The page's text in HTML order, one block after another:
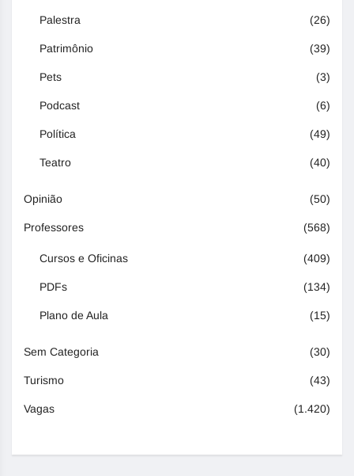
Palestra (26)
Patrimônio (39)
Pets (3)
Podcast (6)
Política (49)
Teatro (40)
Opinião (50)
Professores (568)
Cursos e Oficinas (409)
PDFs (134)
Plano de Aula (15)
Sem Categoria (30)
Turismo (43)
Vagas (1.420)